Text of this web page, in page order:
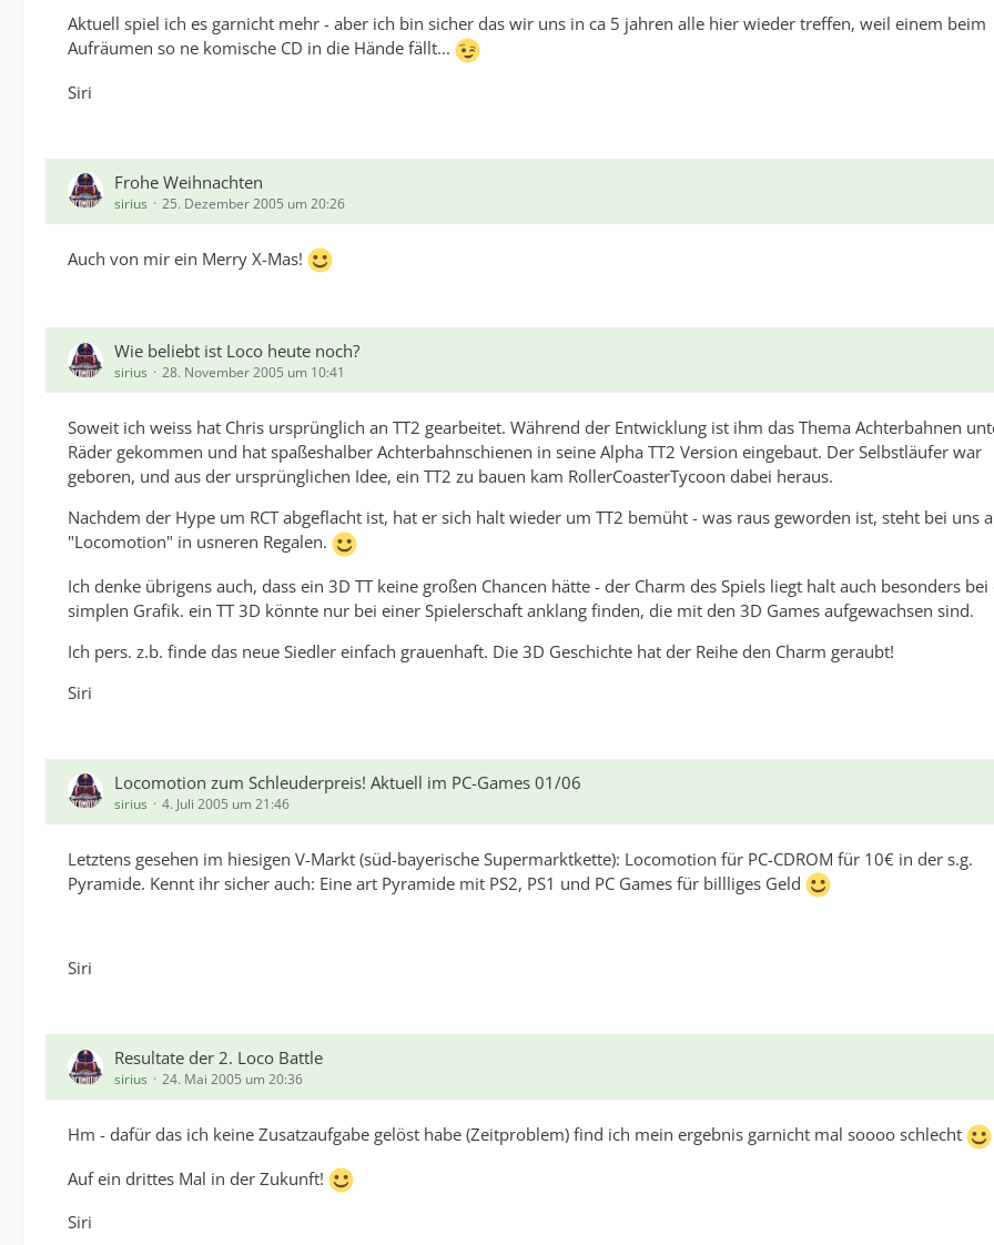
Aktuell spiel ich es garnicht mehr - aber ich bin sicher das wir uns in ca 5 jahren alle hier wieder treffen, weil einem beim
Aufräumen so ne komische CD in die Hände fällt...
Siri
Frohe Weihnachten
sirius 25. Dezember 2005 um 20:26
Auch von mir ein Merry X-Mas!
Wie beliebt ist Loco heute noch?
sirius 28. November 2005 um 10:41
Soweit ich weiss hat Chris ursprünglich an TT2 gearbeitet. Während der Entwicklung ist ihm das Thema Achterbahnen
Räder gekommen und hat spaßeshalber Achterbahnschienen in seine Alpha TT2 Version eingebaut. Der Selbstläufer war
geboren, und aus der ursprünglichen Idee, ein TT2 zu bauen kam RollerCoasterTycoon dabei heraus.
Nachdem der Hype um RCT abgeflacht ist, hat er sich halt wieder um TT2 bemüht - was raus geworden ist, steht bei uns
"Locomotion" in usneren Regalen.
Ich denke übrigens auch, dass ein 3D TT keine großen Chancen hätte - der Charm des Spiels liegt halt auch besonders bei
simplen Grafik. ein TT 3D könnte nur bei einer Spielerschaft anklang finden, die mit den 3D Games aufgewachsen sind.
Ich pers. z.b. finde das neue Siedler einfach grauenhaft. Die 3D Geschichte hat der Reihe den Charm geraubt!
Siri
Locomotion zum Schleuderpreis! Aktuell im PC-Games 01/06
sirius 4. Juli 2005 um 21:46
Letztens gesehen im hiesigen V-Markt (süd-bayerische Supermarktkette): Locomotion für PC-CDROM für 10€ in der s.g.
Pyramide. Kennt ihr sicher auch: Eine art Pyramide mit PS2, PS1 und PC Games für billliges Geld
Siri
Resultate der 2. Loco Battle
sirius 24. Mai 2005 um 20:36
Hm - dafür das ich keine Zusatzaufgabe gelöst habe (Zeitproblem) find ich mein ergebnis garnicht mal soooo schlecht
Auf ein drittes Mal in der Zukunft!
Siri